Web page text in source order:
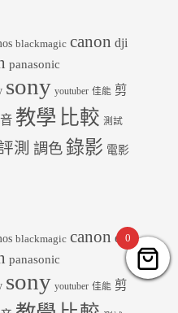
blackmagic canon dji
panasonic
sony youtuber 佳能 剪
教學 比較 測試
測 調色 錄影 電影
blackmagic canon dji
panasonic
sony youtuber 佳能 剪
0